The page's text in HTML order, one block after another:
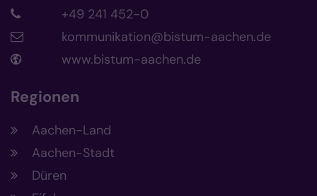
+49 241 452-0
kommunikation@bistum-aachen.de
www.bistum-aachen.de
Regionen
Aachen-Land
Aachen-Stadt
Düren